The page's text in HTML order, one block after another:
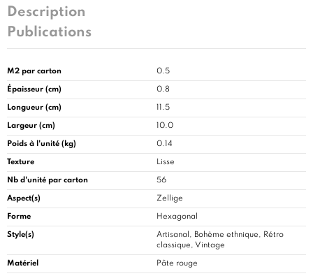
Description
Publications
M2 par carton 0.5
Épaisseur (cm) 0.8
Longueur (cm) 11.5
Largeur (cm) 10.0
Poids à l'unité (kg) 0.14
Texture Lisse
Nb d'unité par carton 56
Aspect(s) Zellige
Forme Hexagonal
Style(s)
Artisanal, Bohème ethnique, Rétro
classique, Vintage
Matériel Pâte rouge